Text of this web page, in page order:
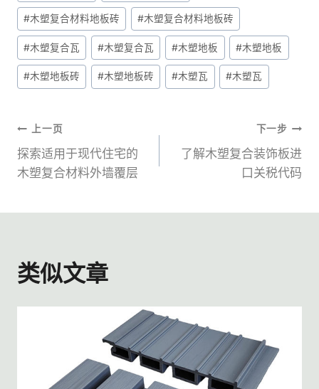
标
签：
#木塑复合材料地板砖 #木塑复合材料地板砖
#木塑复合瓦 #木塑复合瓦 #木塑地板 #木塑地板
#木塑地板砖 #木塑地板砖 #木塑瓦 #木塑瓦
文
章
上一页
探索适用于现代住宅的
木塑复合材料外墙覆层
下一步
了解木塑复合装饰板进
口关税代码
类似文章